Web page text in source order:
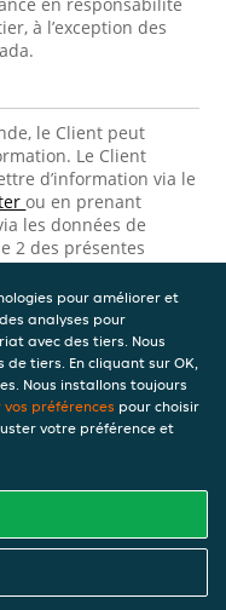
à l’exception des
le Client peut
Le Client
d’information via le
ou en prenant
les données de
2 des présentes
des
personnelles
de traitement de
Charte vie privée.
pour améliorer et
analyses pour
avec des tiers. Nous
tiers. En cliquant sur OK,
Nous installons toujours
vos préférences pour choisir
votre préférence et